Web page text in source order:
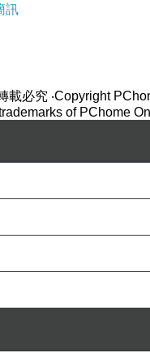
站的乘客好多，幾
訊
載必究 ‧Copyright
of PChome